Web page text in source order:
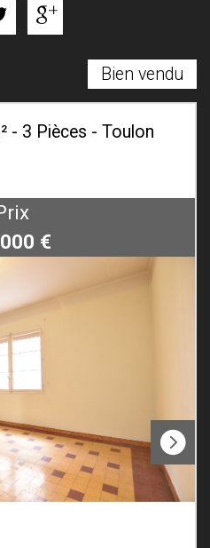
Bien vendu
- 3 Pièces - Toulon
€